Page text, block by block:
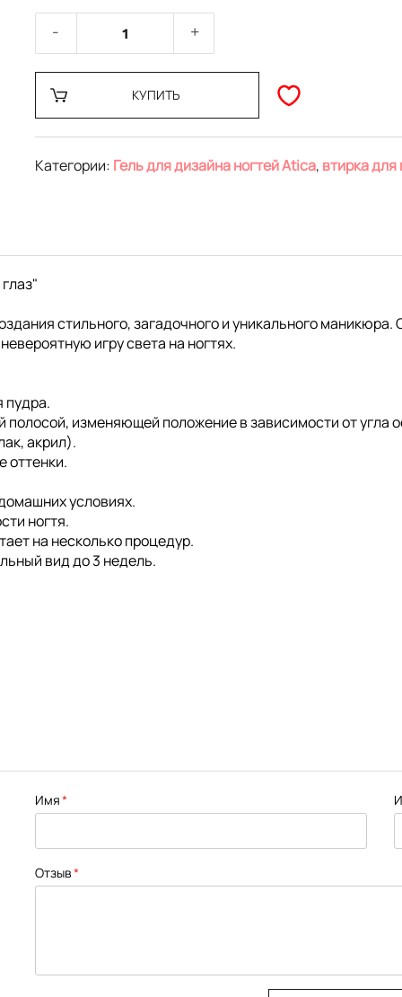
КУПИТЬ
Категории: Гель для дизайна ногтей Atica, втирка для
стильного, загадочного и уникального маникюра.
игру света на ногтях.
пудра.
полосой, изменяющей положение в зависимости от угла
акрил).
оттенки.
условиях.
ногтя.
на несколько процедур.
вид до 3 недель.
Имя
Отзыв